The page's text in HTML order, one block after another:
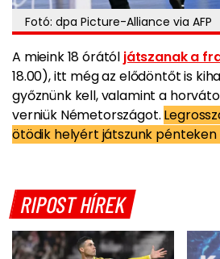
Fotó: dpa Picture-Alliance via AFP
A mieink 18 órától játszanak a
18.00), itt még az elődöntőt is
győznünk kell, valamint a
verniük Németországot.
ötödik helyért játszunk pénteken
RIPOST HÍREK